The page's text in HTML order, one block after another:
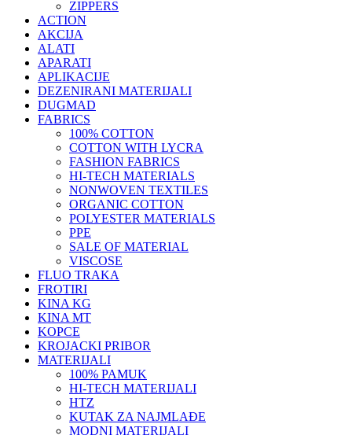
ZIPPERS
ACTION
AKCIJA
ALATI
APARATI
APLIKACIJE
DEZENIRANI MATERIJALI
DUGMAD
FABRICS
100% COTTON
COTTON WITH LYCRA
FASHION FABRICS
HI-TECH MATERIALS
NONWOVEN TEXTILES
ORGANIC COTTON
POLYESTER MATERIALS
PPE
SALE OF MATERIAL
VISCOSE
FLUO TRAKA
FROTIRI
KINA KG
KINA MT
KOPCE
KROJACKI PRIBOR
MATERIJALI
100% PAMUK
HI-TECH MATERIJALI
HTZ
KUTAK ZA NAJMLAĐE
MODNI MATERIJALI